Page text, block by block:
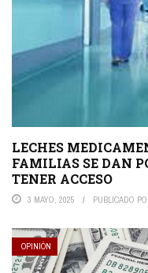
LECHES
FAMILIAS SE DAN
TENER ACCESO
3 MAYO, 2025 PUBLICADO
OPINIÓN